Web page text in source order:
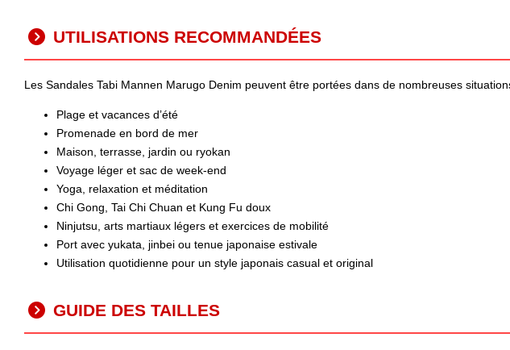
UTILISATIONS RECOMMANDÉES
Les Sandales Tabi Mannen Marugo Denim peuvent être portées dans de nombreuses
Plage et vacances d’été
Promenade en bord de mer
Maison, terrasse, jardin ou ryokan
Voyage léger et sac de week-end
Yoga, relaxation et méditation
Chi Gong, Tai Chi Chuan et Kung Fu doux
Ninjutsu, arts martiaux légers et exercices de mobilité
Port avec yukata, jinbei ou tenue japonaise estivale
Utilisation quotidienne pour un style japonais casual et original
GUIDE DES TAILLES